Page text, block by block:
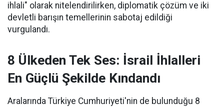
ihlali" olarak nitelendirilirken, diplomatik çözüm ve iki
devletli barışın temellerinin sabotaj edildiği
vurgulandı.
8 Ülkeden Tek Ses: İsrail İhlalleri
En Güçlü Şekilde Kındandı
Aralarında Türkiye Cumhuriyeti'nin de bulunduğu 8